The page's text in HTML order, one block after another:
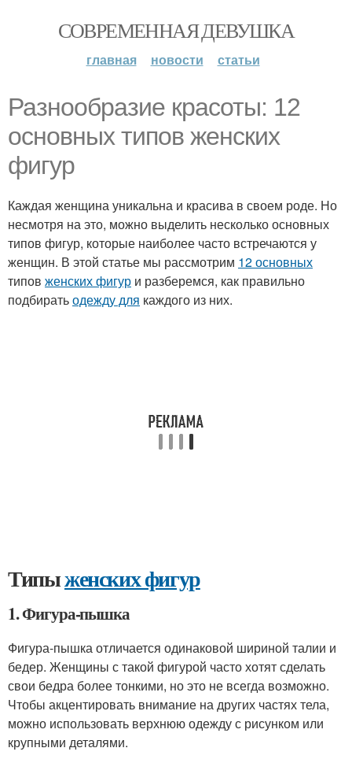
СОВРЕМЕННАЯ ДЕВУШКА
главная новости статьи
Разнообразие красоты: 12
основных типов женских
фигур
Каждая женщина уникальна и красива в своем роде. Но
несмотря на это, можно выделить несколько основных
типов фигур, которые наиболее часто встречаются у
женщин. В этой статье мы рассмотрим 12 основных
типов женских фигур и разберемся, как правильно
подбиратьодежду для каждого из них.
Типыженских фигур
1. Фигура-пышка
Фигура-пышка отличается одинаковой шириной талии и
бедер. Женщины с такой фигурой часто хотят сделать
свои бедра более тонкими, но это не всегда возможно.
Чтобы акцентировать внимание на других частях тела,
можно использовать верхнюю одежду с рисунком или
крупными деталями.